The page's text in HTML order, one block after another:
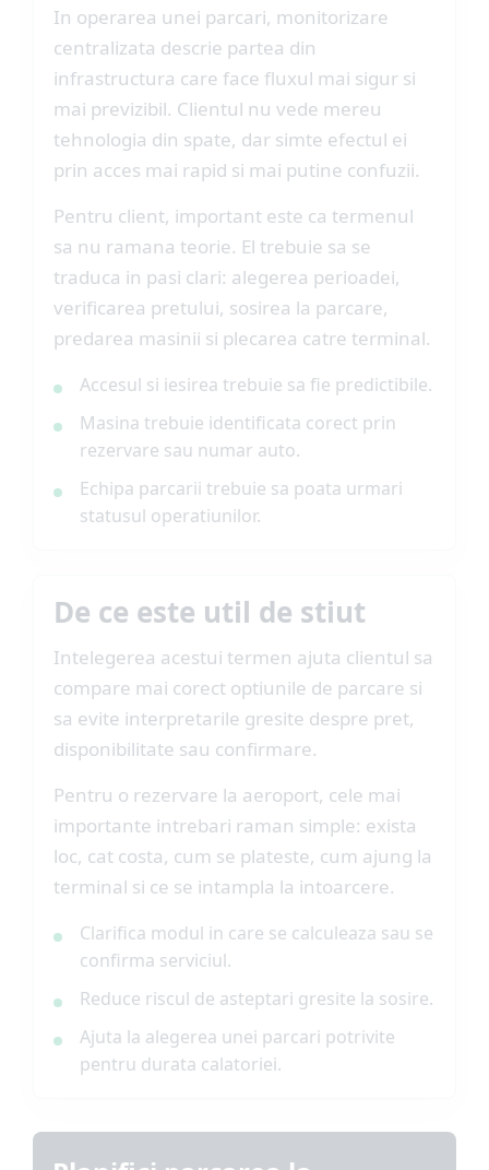
In operarea unei parcari, monitorizare
centralizata descrie partea din
infrastructura care face fluxul mai sigur si
mai previzibil. Clientul nu vede mereu
tehnologia din spate, dar simte efectul ei
prin acces mai rapid si mai putine confuzii.
Pentru client, important este ca termenul
sa nu ramana teorie. El trebuie sa se
traduca in pasi clari: alegerea perioadei,
verificarea pretului, sosirea la parcare,
predarea masinii si plecarea catre terminal.
Accesul si iesirea trebuie sa fie predictibile.
Masina trebuie identificata corect prin
rezervare sau numar auto.
Echipa parcarii trebuie sa poata urmari
statusul operatiunilor.
De ce este util de stiut
Intelegerea acestui termen ajuta clientul sa
compare mai corect optiunile de parcare si
sa evite interpretarile gresite despre pret,
disponibilitate sau confirmare.
Pentru o rezervare la aeroport, cele mai
importante intrebari raman simple: exista
loc, cat costa, cum se plateste, cum ajung la
terminal si ce se intampla la intoarcere.
Clarifica modul in care se calculeaza sau se
confirma serviciul.
Reduce riscul de asteptari gresite la sosire.
Ajuta la alegerea unei parcari potrivite
pentru durata calatoriei.